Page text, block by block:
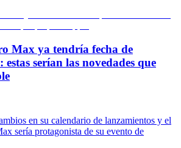
Max ya tendría fecha de
estas serían las novedades que
en su calendario de lanzamientos y el
sería protagonista de su evento de